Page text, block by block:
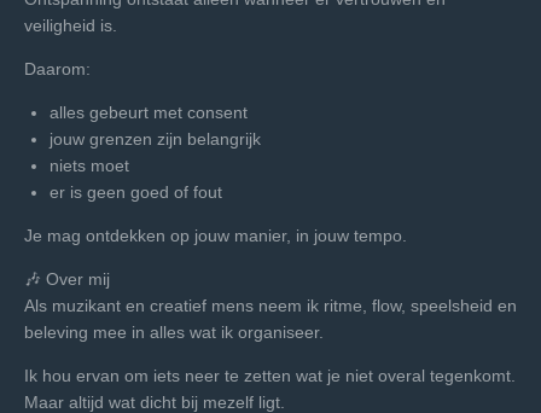
veiligheid is.
Daarom:
alles gebeurt met consent
jouw grenzen zijn belangrijk
niets moet
er is geen goed of fout
Je mag ontdekken op jouw manier, in jouw tempo.
🎶 Over mij
Als muzikant en creatief mens neem ik ritme, flow, speelsheid en
beleving mee in alles wat ik organiseer.
Ik hou ervan om iets neer te zetten wat je niet overal tegenkomt.
Maar altijd wat dicht bij mezelf ligt.